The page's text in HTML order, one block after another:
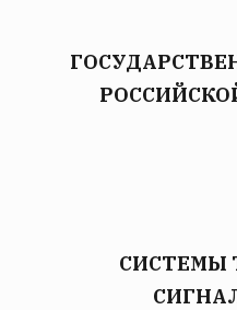
СИСТЕМЫ